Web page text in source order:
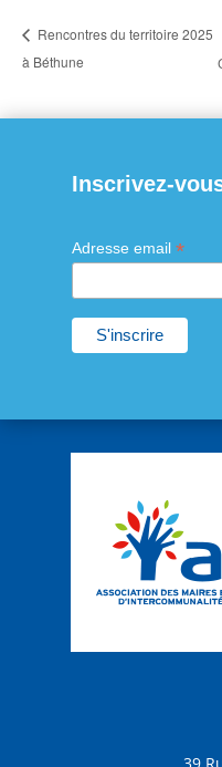
Rencontres du territoire 2025
à Béthune
Inscrivez-
Adresse email *